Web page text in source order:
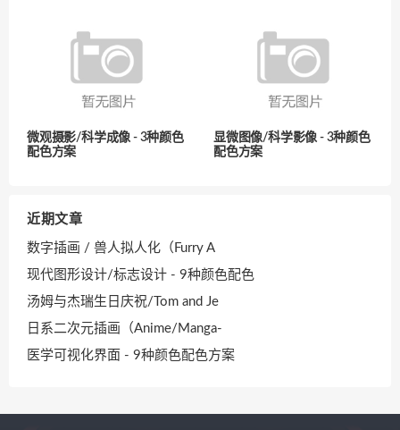
微观摄影/科学成像 - 3种颜色
配色方案
显微图像/科学影像 - 3种颜色
配色方案
近期文章
数字插画 / 兽人拟人化（Furry A
现代图形设计/标志设计 - 9种颜色配色
汤姆与杰瑞生日庆祝/Tom and Je
日系二次元插画（Anime/Manga-
医学可视化界面 - 9种颜色配色方案